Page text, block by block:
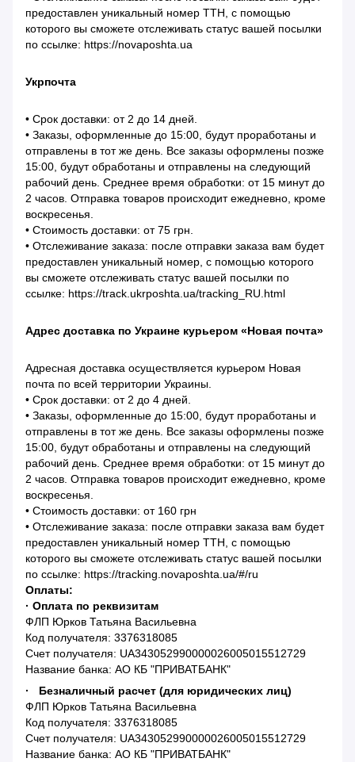
предоставлен уникальный номер ТТН, с помощью
которого вы сможете отслеживать статус вашей посылки
по ссылке: https://novaposhta.ua
Укрпочта
• Срок доставки: от 2 до 14 дней.
• Заказы, оформленные до 15:00, будут проработаны и
отправлены в тот же день. Все заказы оформлены позже
15:00, будут обработаны и отправлены на следующий
рабочий день. Среднее время обработки: от 15 минут до
2 часов. Отправка товаров происходит ежедневно, кроме
воскресенья.
• Стоимость доставки: от 75 грн.
• Отслеживание заказа: после отправки заказа вам будет
предоставлен уникальный номер, с помощью которого
вы сможете отслеживать статус вашей посылки по
ссылке: https://track.ukrposhta.ua/tracking_RU.html
Адрес доставка по Украине курьером «Новая почта»
Адресная доставка осуществляется курьером Новая
почта по всей территории Украины.
• Срок доставки: от 2 до 4 дней.
• Заказы, оформленные до 15:00, будут проработаны и
отправлены в тот же день. Все заказы оформлены позже
15:00, будут обработаны и отправлены на следующий
рабочий день. Среднее время обработки: от 15 минут до
2 часов. Отправка товаров происходит ежедневно, кроме
воскресенья.
• Стоимость доставки: от 160 грн
• Отслеживание заказа: после отправки заказа вам будет
предоставлен уникальный номер ТТН, с помощью
которого вы сможете отслеживать статус вашей посылки
по ссылке: https://tracking.novaposhta.ua/#/ru
Оплаты:
· Оплата по реквизитам
ФЛП Юрков Татьяна Васильевна
Код получателя: 3376318085
Счет получателя: UA343052990000026005015512729
Название банка: АО КБ "ПРИВАТБАНК"
· Безналичный расчет (для юридических лиц)
ФЛП Юрков Татьяна Васильевна
Код получателя: 3376318085
Счет получателя: UA343052990000026005015512729
Название банка: АО КБ "ПРИВАТБАНК"